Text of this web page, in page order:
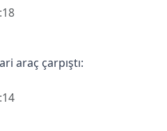
araç çarpıştı: